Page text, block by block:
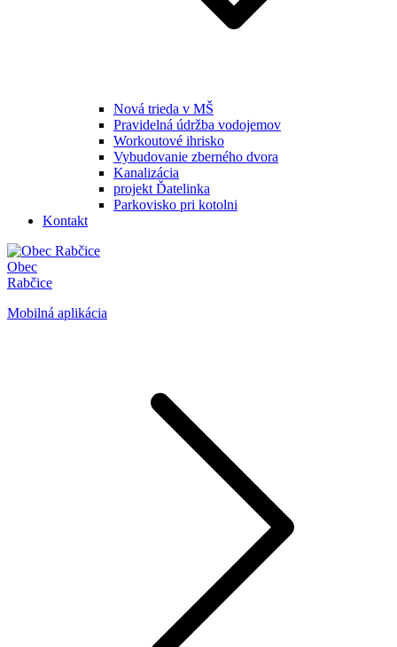
Nová trieda v MŠ
Pravidelná údržba vodojemov
Workoutové ihrisko
Vybudovanie zberného dvora
Kanalizácia
projekt Ďatelinka
Parkovisko pri kotolni
Kontakt
Obec
Rabčice
Mobilná aplikácia